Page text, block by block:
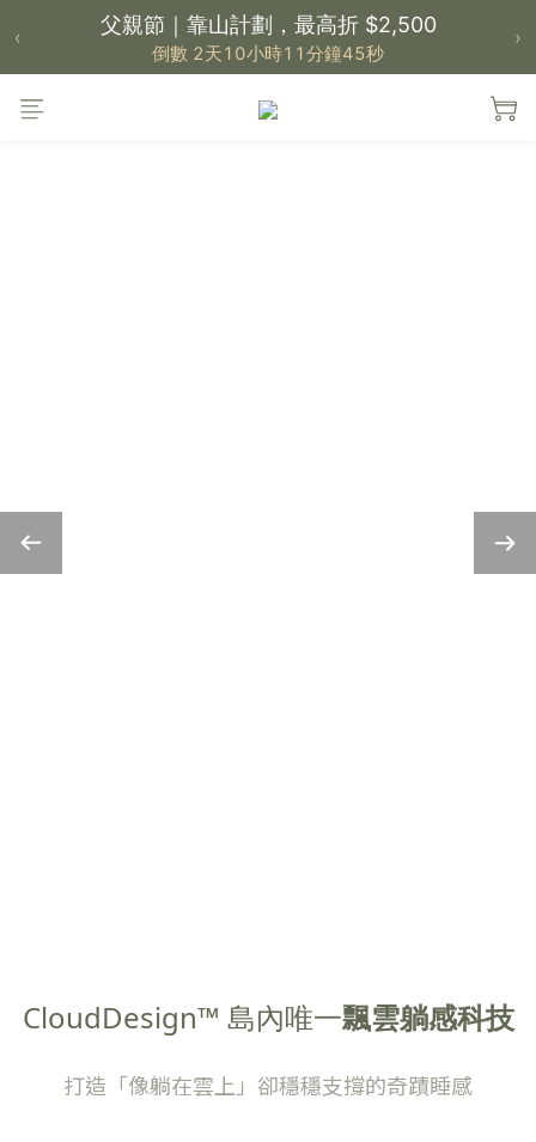
父親節｜靠山計劃，最高折 $2,500
倒數 2天10小時11分鐘44秒
【 新品上市 】大島の海獺麵包
‹ ›
CloudDesign™ 島內唯一飄雲躺感科技
打造「像躺在雲上」卻穩穩支撐的奇蹟睡感